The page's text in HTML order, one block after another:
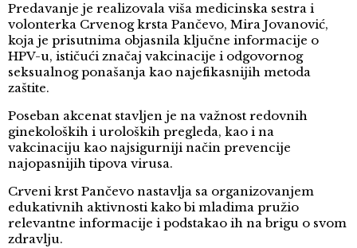
Predavanje je realizovala viša medicinska sestra i
volonterka Crvenog krsta Pančevo, Mira Jovanović,
koja je prisutnima objasnila ključne informacije o
HPV-u, ističući značaj vakcinacije i odgovornog
seksualnog ponašanja kao najefikasnijih metoda
zaštite.
Poseban akcenat stavljen je na važnost redovnih
ginekoloških i uroloških pregleda, kao i na
vakcinaciju kao najsigurniji način prevencije
najopasnijih tipova virusa.
Crveni krst Pančevo nastavlja sa organizovanjem
edukativnih aktivnosti kako bi mladima pružio
relevantne informacije i podstakao ih na brigu o svom
zdravlju.